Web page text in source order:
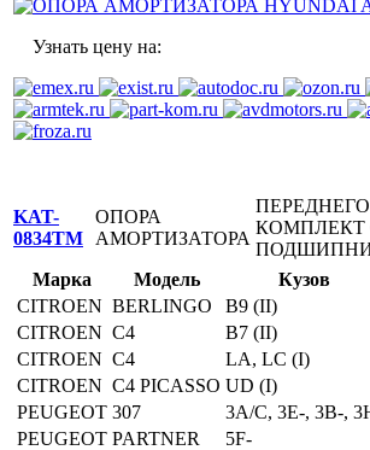
Узнать цену на:
KAT-
0834TM
ОПОРА
АМОРТИЗАТОРА
ПЕРЕДНЕГО
КОМПЛЕКТ
Марка
Модель Кузов
CITROEN BERLINGO B9 (II)
CITROEN C4 B7 (II)
CITROEN C4 LA, LC (I)
CITROEN C4 PICASSO UD (I)
PEUGEOT 307 3A/C, 3E-, 3B-,
PEUGEOT PARTNER 5F-